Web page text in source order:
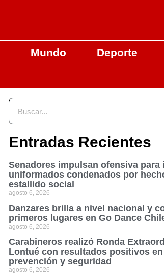
Mundo Deporte
Entradas Recientes
Senadores impulsan ofensiva para
uniformados condenados por
estallido social
agosto 6, 2026
Danzares brilla a nivel nacional y
primeros lugares en Go Dance
agosto 6, 2026
Carabineros realizó Ronda
Lontué con resultados positivos
prevención y seguridad
agosto 6, 2026